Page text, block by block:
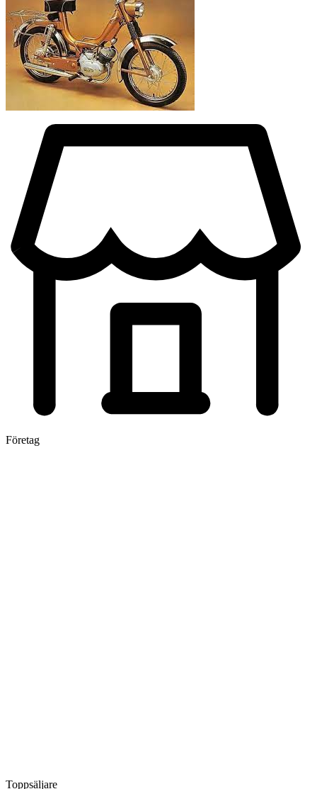
Företag
Toppsäljare